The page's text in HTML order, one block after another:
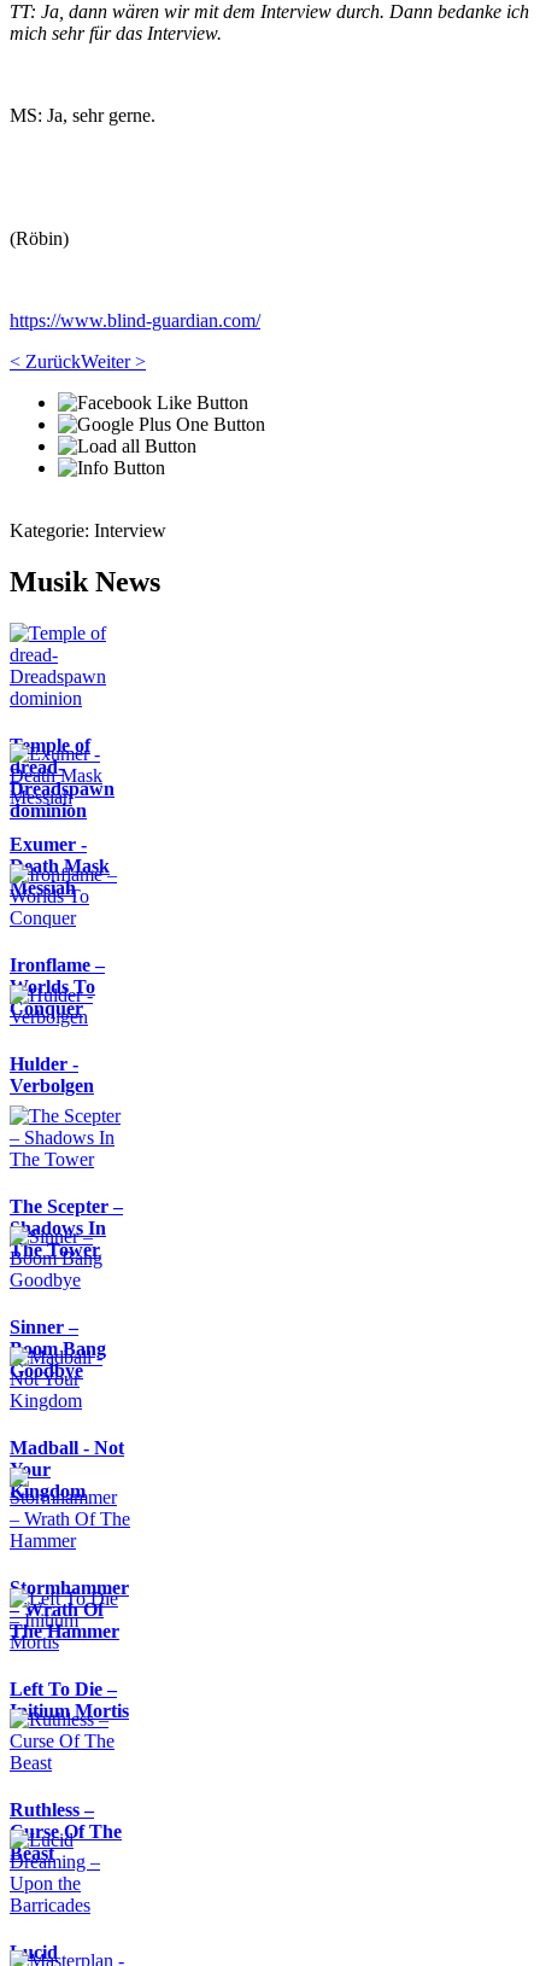
TT: Ja, dann wären wir mit dem Interview durch. Dann bedanke ich
mich sehr für das Interview.
MS: Ja, sehr gerne.
(Röbin)
https://www.blind-guardian.com/
< ZurückWeiter >
Kategorie: Interview
Musik News
Temple of
dread-
Dreadspawn
dominion
Exumer -
Death Mask
Messiah
Ironflame –
Worlds To
Conquer
Hulder -
Verbolgen
The Scepter –
Shadows In
The Tower
Sinner –
Boom Bang
Goodbye
Madball - Not
Your
Kingdom
Stormhammer
– Wrath Of
The Hammer
Left To Die –
Initium Mortis
Ruthless –
Curse Of The
Beast
Lucid